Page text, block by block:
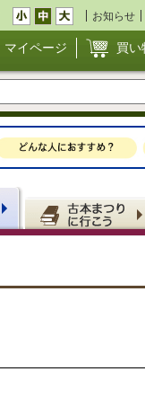
お知らせ
マイページ 買い